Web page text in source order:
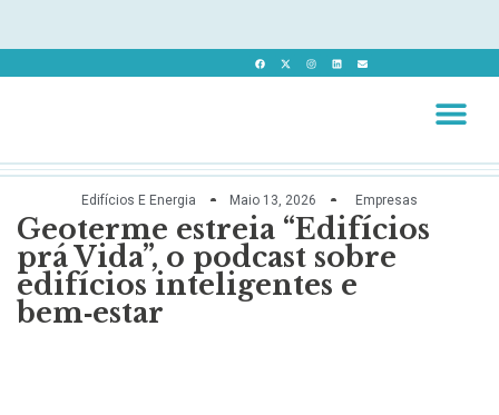
Edifícios E Energia Maio 13, 2026 Empresas
Geoterme estreia “Edifícios
prá Vida”, o podcast sobre
edifícios inteligentes e
bem‑estar